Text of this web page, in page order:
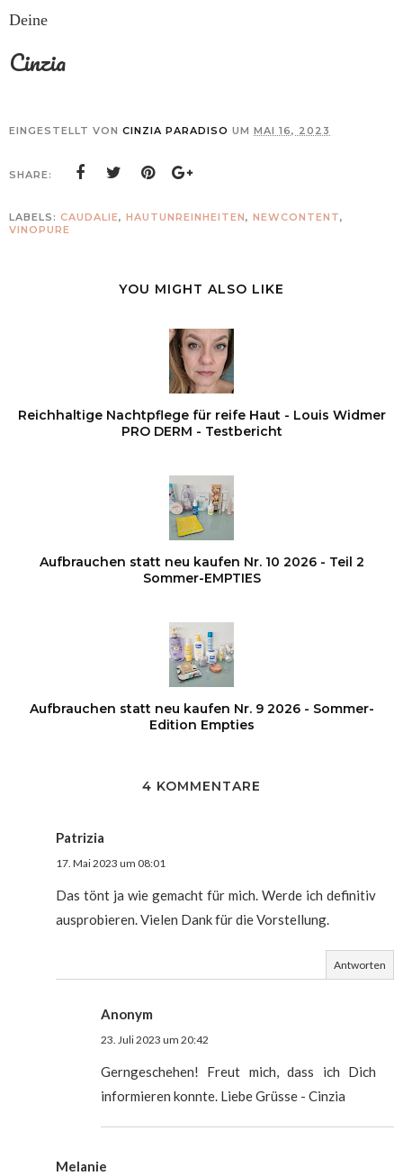
Deine
Cinzia
EINGESTELLT VON CINZIA PARADISO UM MAI 16, 2023
SHARE:
LABELS: CAUDALIE, HAUTUNREINHEITEN, NEWCONTENT,
VINOPURE
YOU MIGHT ALSO LIKE
Reichhaltige Nachtpflege für reife Haut - Louis Widmer
PRO DERM - Testbericht
Aufbrauchen statt neu kaufen Nr. 10 2026 - Teil 2
Sommer-EMPTIES
Aufbrauchen statt neu kaufen Nr. 9 2026 - Sommer-
Edition Empties
4 KOMMENTARE
Patrizia
17. Mai 2023 um 08:01
Das tönt ja wie gemacht für mich. Werde ich definitiv
ausprobieren. Vielen Dank für die Vorstellung.
Antworten
Anonym
23. Juli 2023 um 20:42
Gerngeschehen! Freut mich, dass ich Dich
informieren konnte. Liebe Grüsse - Cinzia
Melanie